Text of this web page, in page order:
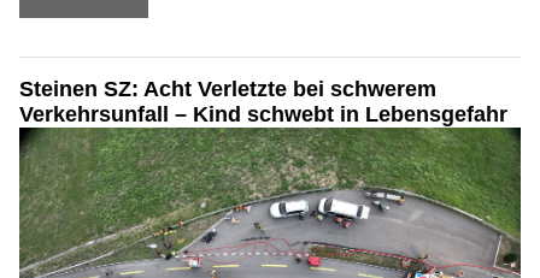
Steinen SZ: Acht Verletzte bei schwerem
Verkehrsunfall – Kind schwebt in Lebensgefahr